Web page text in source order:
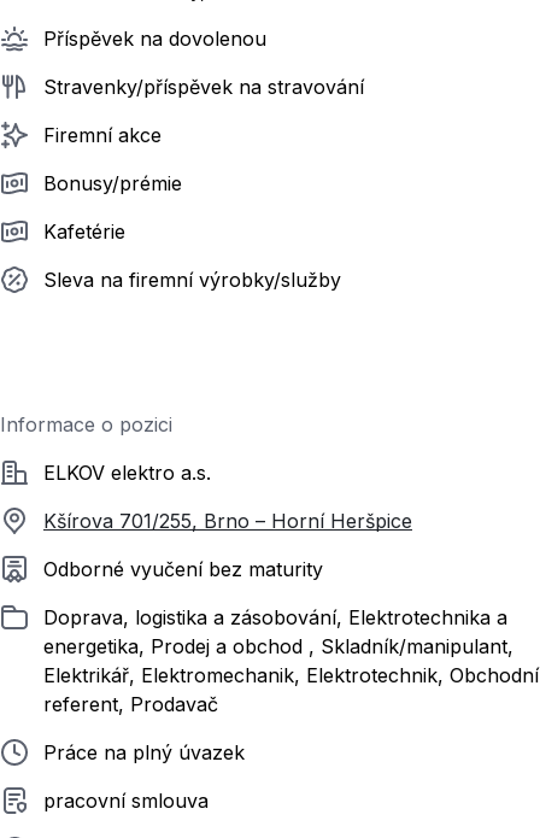
Příspěvek na dovolenou
Stravenky/příspěvek na stravování
Firemní akce
Bonusy/prémie
Kafetérie
Sleva na firemní výrobky/služby
Informace o pozici
SpolečnostELKOV elektro a.s.
Kšírova 701/255, Brno – Horní Heršpice
Požadované vzdělání
Odborné vyučení bez maturity
ZařazenoDoprava, logistika a zásobování, Elektrotechnika a
energetika, Prodej a obchod , Skladník/manipulant,
Elektrikář, Elektromechanik, Elektrotechnik, Obchodní
referent, Prodavač
Typ pracovního poměru
Práce na plný úvazek
Typ smluvního vztahu
pracovní smlouva